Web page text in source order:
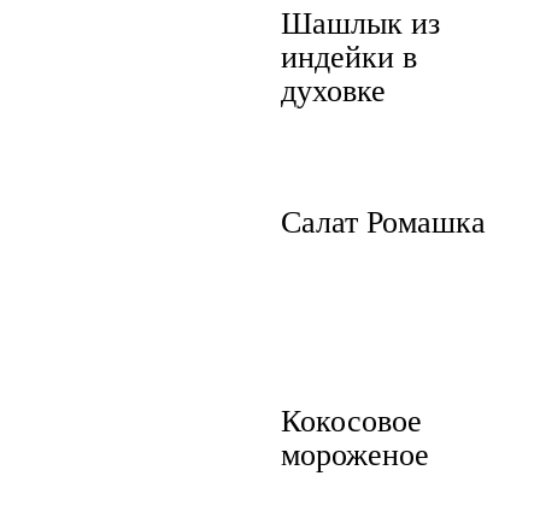
Шашлык из
индейки в
духовке
Салат Ромашка
Кокосовое
мороженое